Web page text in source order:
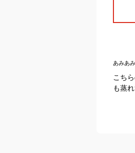
あみあ
こち
も蒸